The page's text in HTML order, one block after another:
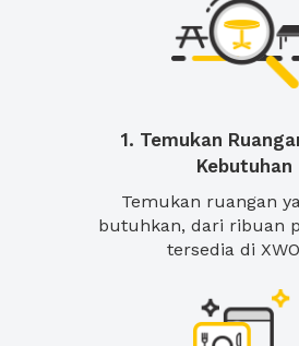
1. Temukan
Kebutuhan
Temukan ruangan
butuhkan, dari ribuan
tersedia di